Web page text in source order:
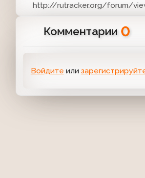
http://rutracker.org/forum/
Комментарии 0
Войдите или